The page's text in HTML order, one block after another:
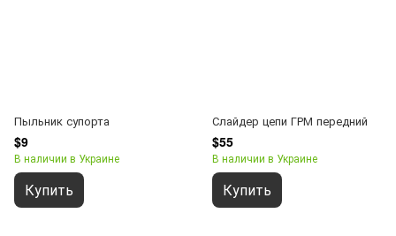
Пыльник супорта
$9
В наличии в Украине
Купить
Слайдер цепи ГРМ передний
$55
В наличии в Украине
Купить